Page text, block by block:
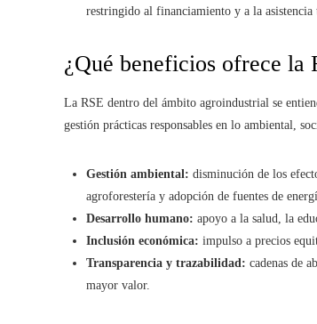
restringido al financiamiento y a la asistencia
¿Qué beneficios ofrece la
La RSE dentro del ámbito agroindustrial se
gestión prácticas responsables en lo ambiental,
Gestión ambiental: disminución de los
agroforestería y adopción de fuentes de
Desarrollo humano: apoyo a la salud, la
Inclusión económica: impulso a precios
Transparencia y trazabilidad: cadenas de
mayor valor.